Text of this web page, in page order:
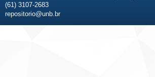
(61) 3107-2683
repositorio@unb.br